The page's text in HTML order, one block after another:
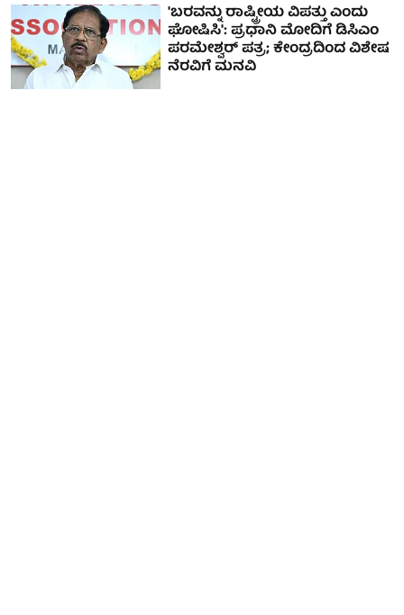
'ಬರವನ್ನು ರಾಷ್ಟ್ರೀಯ ವಿಪತ್ತು ಎಂದು
ಘೋಷಿಸಿ': ಪ್ರಧಾನಿ ಮೋದಿಗೆ ಡಿಸಿಎಂ
ಪರಮೇಶ್ವರ್ ಪತ್ರ; ಕೇಂದ್ರದಿಂದ ವಿಶೇಷ
ನೆರವಿಗೆ ಮನವಿ